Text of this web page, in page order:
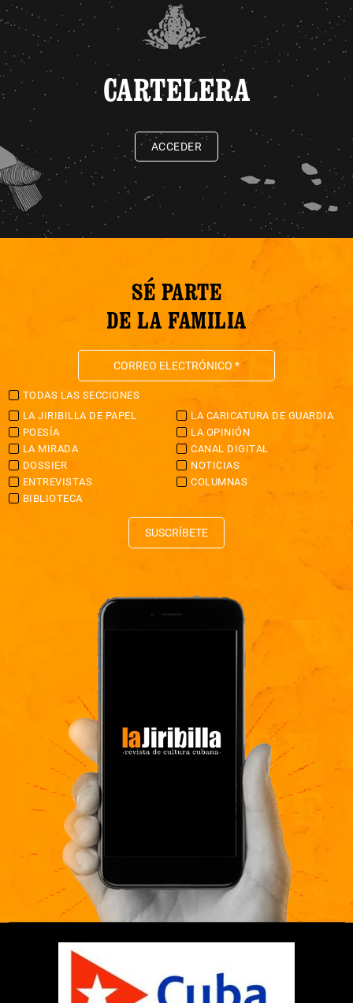
CARTELERA
ACCEDER
SÉ PARTE
DE LA FAMILIA
TODAS LAS SECCIONES
LA JIRIBILLA DE PAPEL
LA CARICATURA DE GUARDIA
POESÍA
LA OPINIÓN
LA MIRADA
CANAL DIGITAL
DOSSIER
NOTICIAS
ENTREVISTAS
COLUMNAS
BIBLIOTECA
SUSCRÍBETE